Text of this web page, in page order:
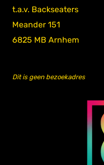
t.a.v. Backseaters
Meander 151
6825 MB Arnhem
Dit is geen bezoekadres